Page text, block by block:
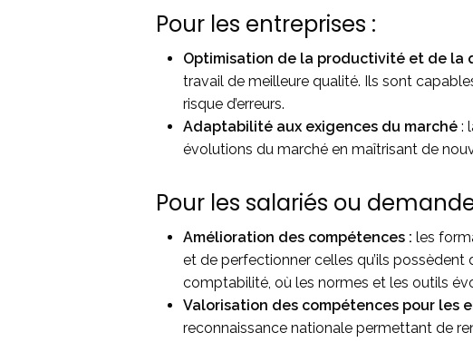
Pour les entreprises :
Optimisation de la productivité et de la
travail de meilleure qualité. Ils sont
risque d’erreurs.
Adaptabilité aux exigences du marché :
évolutions du marché en maîtrisant de
Pour les salariés ou
Amélioration des compétences : les
et de perfectionner celles qu’ils
comptabilité, où les normes et les outils
Valorisation des compétences pour les
reconnaissance nationale permettant de